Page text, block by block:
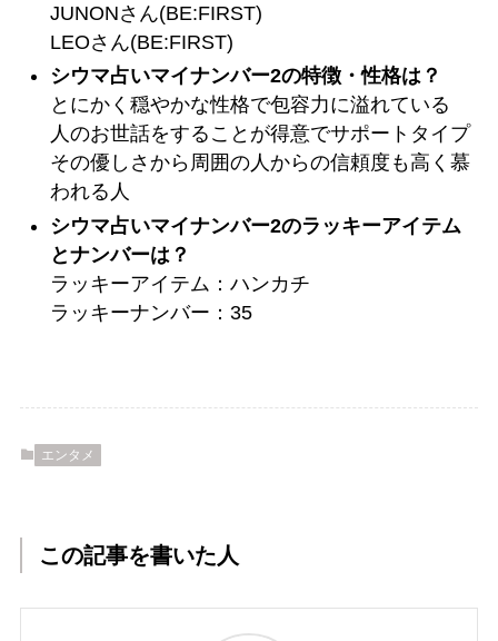
JUNONさん(BE:FIRST)
LEOさん(BE:FIRST)
シウマ占いマイナンバー2の特徴・性格は？
とにかく穏やかな性格で包容力に溢れている
人のお世話をすることが得意でサポートタイプ
その優しさから周囲の人からの信頼度も高く慕
われる人
シウマ占いマイナンバー2のラッキーアイテム
とナンバーは？
ラッキーアイテム：ハンカチ
ラッキーナンバー：35
エンタメ
この記事を書いた人